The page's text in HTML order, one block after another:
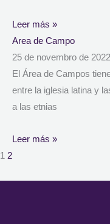
Leer más »
Area de Campo
25 de novembro de 2022
El Área de Campos
entre la iglesia latina y
a las etnias
Leer más »
1 2